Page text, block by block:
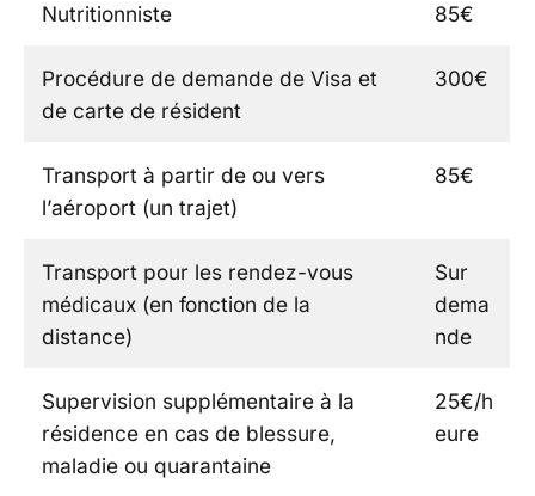
Nutritionniste 85€
Procédure de demande de Visa et
de carte de résident
300€
Transport à partir de ou vers
l’aéroport (un trajet)
85€
Transport pour les rendez-vous
médicaux (en fonction de la
distance)
Sur
dema
nde
Supervision supplémentaire à la
résidence en cas de blessure,
maladie ou quarantaine
25€/h
eure